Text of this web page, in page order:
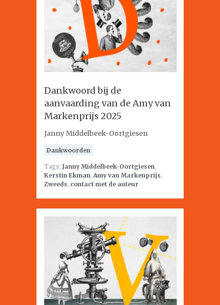
Dankwoord bij de
aanvaarding van de Amy van
Markenprijs 2025
Janny Middelbeek-Oortgiesen
Dankwoorden
Tags: Janny Middelbeek-Oortgiesen,
Kerstin Ekman, Amy van Markenprijs,
Zweeds, contact met de auteur